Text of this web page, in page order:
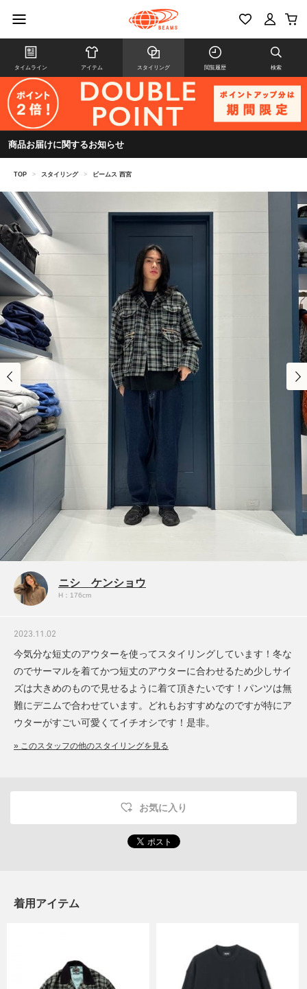
タイムライン アイテム スタイリング 閲覧履歴 検索
商品お届けに関するお知らせ
TOP > スタイリング > ビームス 西宮
ニシ ケンショウ
H：176cm
2023.11.02
今気分な短丈のアウターを使ってスタイリングしています！冬な
のでサーマルを着てかつ短丈のアウターに合わせるため少しサイ
ズは大きめのもので見せるように着て頂きたいです！パンツは無
難にデニムで合わせています。どれもおすすめなのですが特にア
ウターがすごい可愛くてイチオシです！是非。
» このスタッフの他のスタイリングを見る
お気に入り
着用アイテム